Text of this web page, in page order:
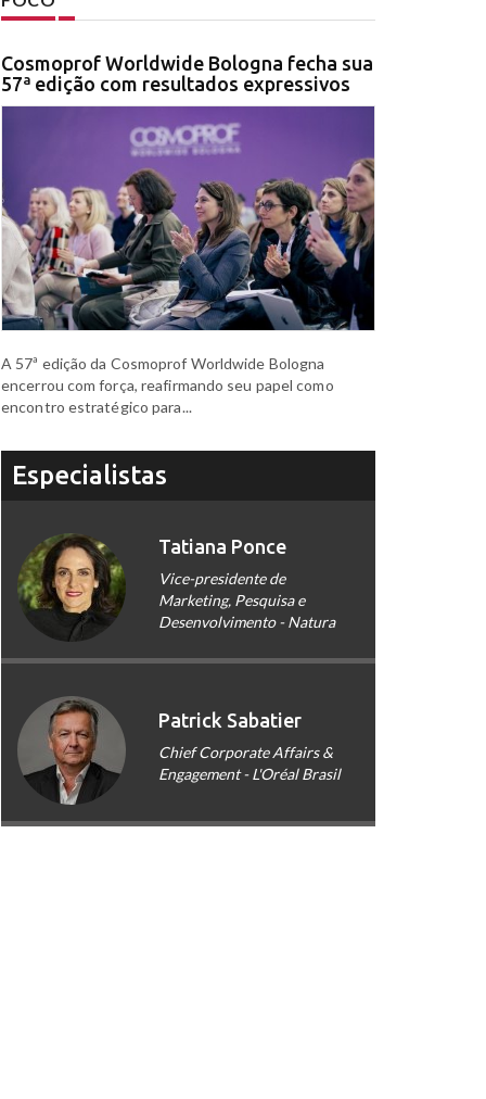
Cosmoprof Worldwide Bologna fecha sua
57ª edição com resultados expressivos
A 57ª edição da Cosmoprof Worldwide Bologna
encerrou com força, reafirmando seu papel como
encontro estratégico para...
Especialistas
Tatiana Ponce
Vice-presidente de
Marketing, Pesquisa e
Desenvolvimento - Natura
Patrick Sabatier
Chief Corporate Affairs &
Engagement - L'Oréal Brasil